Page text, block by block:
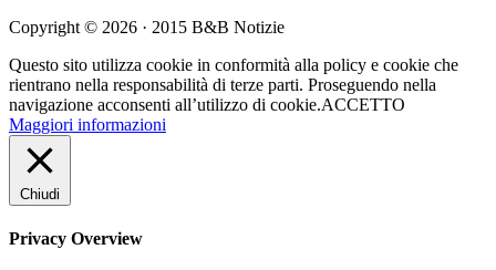
Copyright © 2026 · 2015 B&B Notizie
Questo sito utilizza cookie in conformità alla policy e cookie che
rientrano nella responsabilità di terze parti. Proseguendo nella
navigazione acconsenti all’utilizzo di cookie.ACCETTO
Maggiori informazioni
Chiudi
Privacy Overview